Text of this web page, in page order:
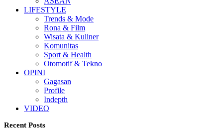
LIFESTYLE
Trends & Mode
Rona & Film
Wisata & Kuliner
Komunitas
Sport & Health
Otomotif & Tekno
OPINI
Gagasan
Profile
Indepth
VIDEO
Recent Posts